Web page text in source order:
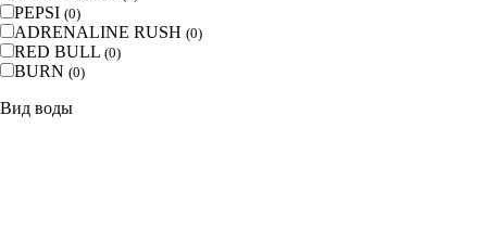
PEPSI (0)
ADRENALINE RUSH (0)
RED BULL (0)
BURN (0)
Вид воды